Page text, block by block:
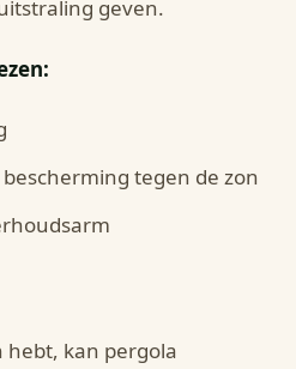
geven.
tegen de zon
hebt, kan pergola